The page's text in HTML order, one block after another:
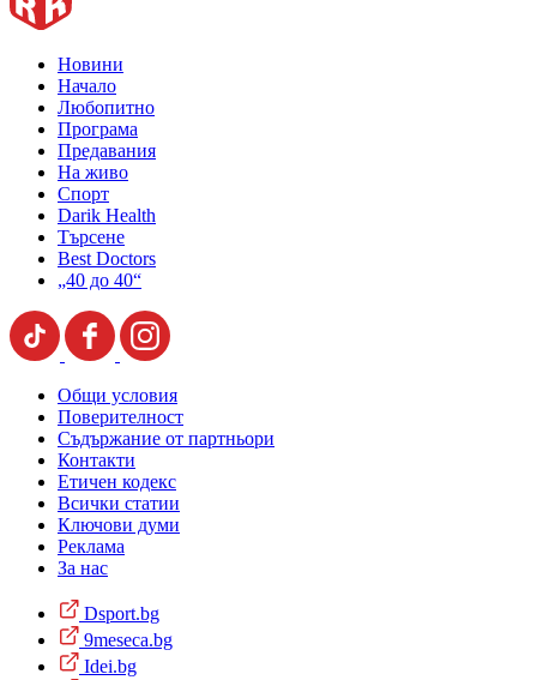
Новини
Начало
Любопитно
Програма
Предавания
На живо
Спорт
Darik Health
Търсене
Best Doctors
„40 до 40“
Общи условия
Поверителност
Съдържание от партньори
Контакти
Етичен кодекс
Всички статии
Ключови думи
Реклама
За нас
Dsport.bg
9meseca.bg
Idei.bg